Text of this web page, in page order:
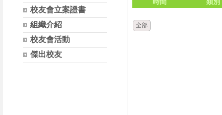
校友會立案證書
組織介紹
校友會活動
傑出校友
全部